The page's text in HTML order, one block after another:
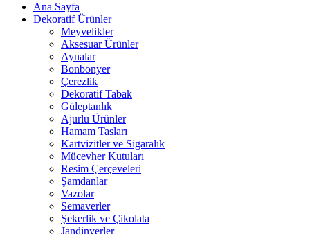
Ana Sayfa
Dekoratif Ürünler
Meyvelikler
Aksesuar Ürünler
Aynalar
Bonbonyer
Çerezlik
Dekoratif Tabak
Güleptanlık
Ajurlu Ürünler
Hamam Tasları
Kartvizitler ve Sigaralık
Mücevher Kutuları
Resim Çerçeveleri
Şamdanlar
Vazolar
Semaverler
Şekerlik ve Çikolata
Jandinyerler